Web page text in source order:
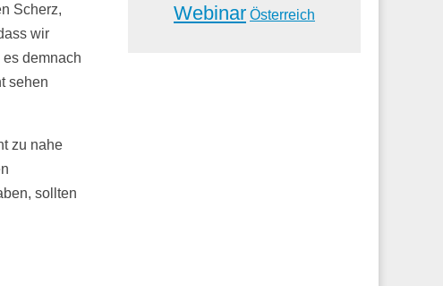
Scherz,
wir
demnach
sehen
zu nahe
sollten
Webinar Österreich